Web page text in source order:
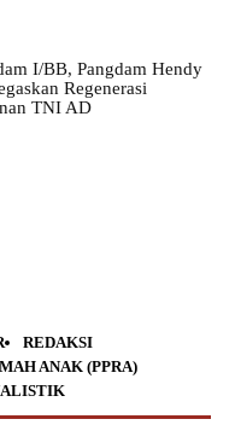
I/BB, Pangdam Hendy
Regenerasi
TNI AD
REDAKSI
ANAK (PPRA)